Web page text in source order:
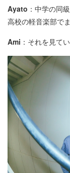
Ayato ：中学の同
高校の軽音楽部で
Ami ：それを見て